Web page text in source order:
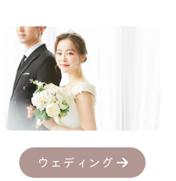
ウェディング